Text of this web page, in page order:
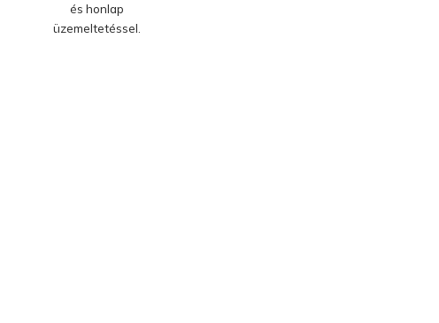
és honlap
üzemeltetéssel.